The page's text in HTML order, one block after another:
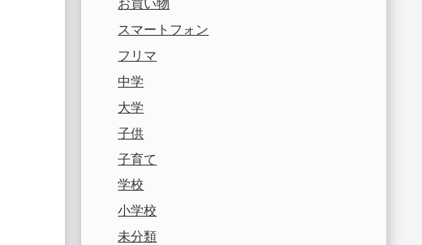
お買い物
スマートフォン
フリマ
中学
大学
子供
子育て
学校
小学校
未分類